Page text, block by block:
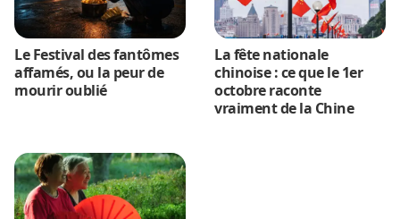
Le Festival des fantômes
affamés, ou la peur de
mourir oublié
La fête nationale
chinoise : ce que le 1er
octobre raconte
vraiment de la Chine